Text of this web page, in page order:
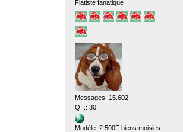
Fiatiste fanatique
Messages: 15.602
Q.I.: 30
Modèle: 2 500F biens moisies